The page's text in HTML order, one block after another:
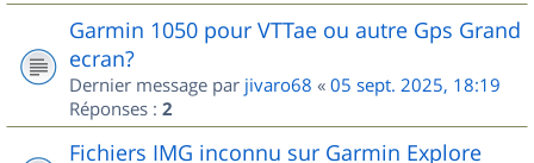
Garmin 1050 pour VTTae ou autre Gps Grand
ecran?
Dernier message par jivaro68 « 05 sept. 2025, 18:19
Réponses : 2
Fichiers IMG inconnu sur Garmin Explore